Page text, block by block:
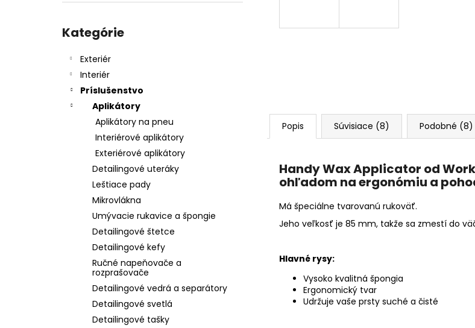
kategórie
Kategórie
Exteriér
Interiér
Príslušenstvo
Aplikátory
Aplikátory na pneu
Interiérové aplikátory
Exteriérové aplikátory
Detailingové uteráky
Leštiace pady
Mikrovlákna
Umývacie rukavice a špongie
Detailingové štetce
Detailingové kefy
Ručné napeňovače a
rozprašovače
Detailingové vedrá a separátory
Detailingové svetlá
Detailingové tašky
Popis Súvisiace (8) Podobné (8)
Handy Wax Applicator od
ohľadom na ergonómiu a
Má špeciálne tvarovanú rukoväť.
Jeho veľkosť je 85 mm, takže sa zmestí do
Hlavné rysy:
Vysoko kvalitná špongia
Ergonomický tvar
Udržuje vaše prsty suché a čisté
SHINY GARAGE D-TOX
€11,99